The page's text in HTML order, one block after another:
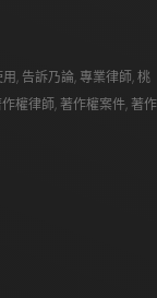
, 告訴乃論,專業律師,桃
權律師, 著作權案件, 著作